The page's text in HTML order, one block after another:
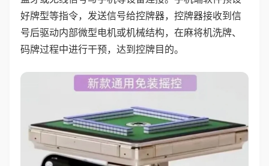
好牌型等指令，发送信号给控牌器，控牌器接收到信
号后驱动内部微型电机或机械结构，在麻将机洗牌、
码牌过程中进行干预，达到控牌目的。